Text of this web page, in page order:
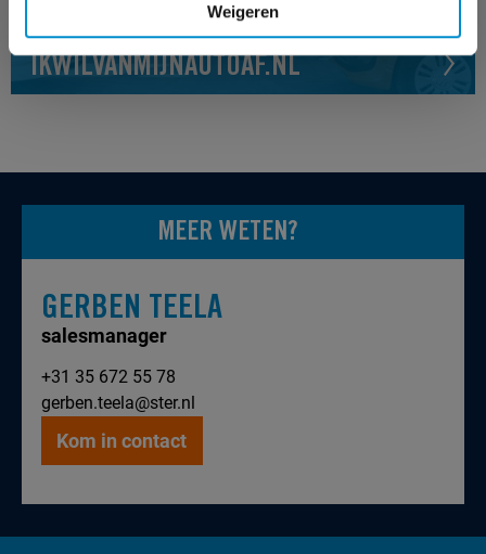
Weigeren
IKWILVANMIJNAUTOAF.NL
MEER WETEN?
GERBEN TEELA
salesmanager
+31 35 672 55 78
gerben.teela@ster.nl
Kom in contact